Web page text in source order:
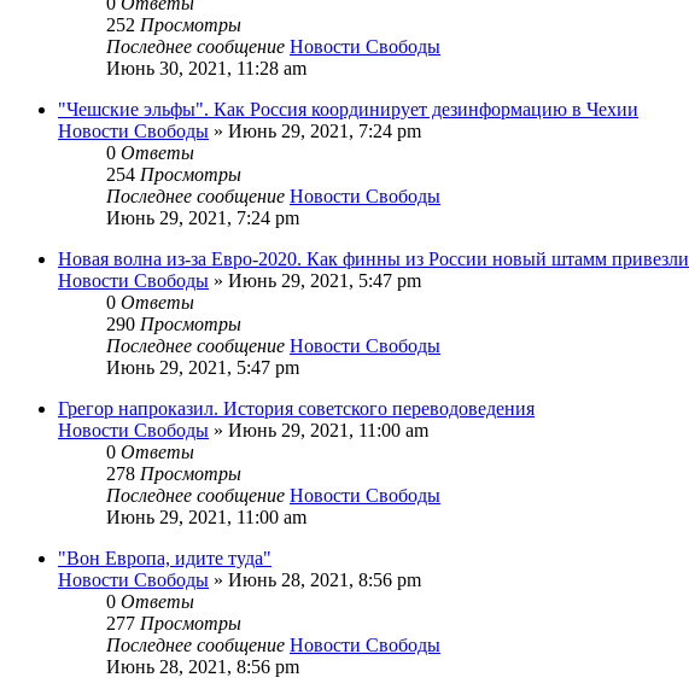
252 Просмотры
Последнее сообщение Новости Свободы
Июнь 30, 2021, 11:28 am
"Чешские эльфы". Как Россия координирует дезинформацию в Чехии
Новости Свободы » Июнь 29, 2021, 7:24 pm
0 Ответы
254 Просмотры
Последнее сообщение Новости Свободы
Июнь 29, 2021, 7:24 pm
Новая волна из-за Евро-2020. Как финны из России новый штамм привезли
Новости Свободы » Июнь 29, 2021, 5:47 pm
0 Ответы
290 Просмотры
Последнее сообщение Новости Свободы
Июнь 29, 2021, 5:47 pm
Грегор напроказил. История советского переводоведения
Новости Свободы » Июнь 29, 2021, 11:00 am
0 Ответы
278 Просмотры
Последнее сообщение Новости Свободы
Июнь 29, 2021, 11:00 am
"Вон Европа, идите туда"
Новости Свободы » Июнь 28, 2021, 8:56 pm
0 Ответы
277 Просмотры
Последнее сообщение Новости Свободы
Июнь 28, 2021, 8:56 pm